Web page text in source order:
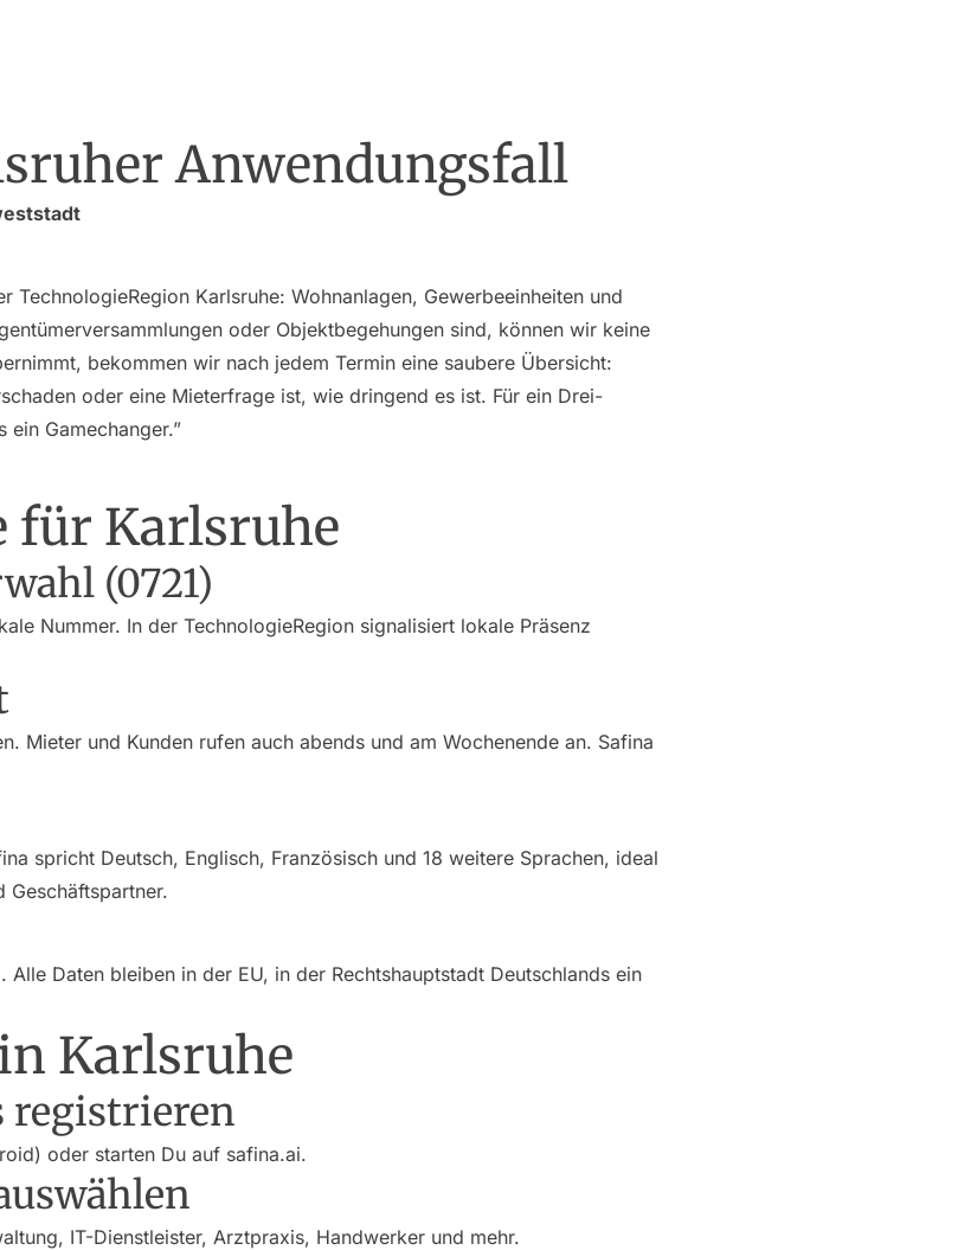
Anwendungsfall
TechnologieRegion Karlsruhe: Wohnanlagen, Gewerbeeinheiten und
oder Objektbegehungen sind, können wir keine
bekommen wir nach jedem Termin eine saubere Übersicht:
oder eine Mieterfrage ist, wie dringend es ist. Für ein Drei-
ein Gamechanger.”
für Karlsruhe
(0721)
Nummer. In der TechnologieRegion signalisiert lokale Präsenz
Mieter und Kunden rufen auch abends und am Wochenende an. Safina
spricht Deutsch, Englisch, Französisch und 18 weitere Sprachen, ideal
Geschäftspartner.
Daten bleiben in der EU, in der Rechtshauptstadt Deutschlands ein
Karlsruhe
registrieren
oder starten Du auf safina.ai.
IT-Dienstleister, Arztpraxis, Handwerker und mehr.